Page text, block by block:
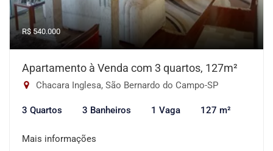
R$ 540.000
Apartamento à Venda com 3 quartos, 127m²
Chacara Inglesa, São Bernardo do Campo-SP
3 Quartos 3 Banheiros 1 Vaga 127 m²
Mais informações